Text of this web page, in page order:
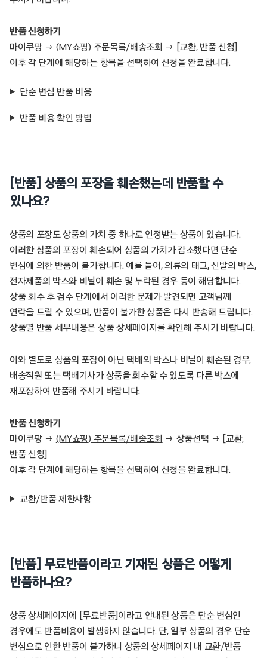
반품 신청하기
마이쿠팡 → (MY쇼핑) 주문목록/배송조회
→ [교환, 반품 신청]
이후 각 단계에 해당하는 항목을 선택하여 신청을 완료합니다.
단순 변심 반품 비용
반품 비용 확인 방법
[반품] 상품의 포장을 훼손했는데 반품할 수
있나요?
상품의 포장도 상품의 가치 중 하나로 인정받는 상품이 있습니다.
이러한 상품의 포장이 훼손되어 상품의 가치가 감소했다면 단순
변심에 의한 반품이 불가합니다. 예를 들어, 의류의 태그, 신발의 박스,
전자제품의 박스와 비닐이 훼손 및 누락된 경우 등이 해당합니다.
상품 회수 후 검수 단계에서 이러한 문제가 발견되면 고객님께
연락을 드릴 수 있으며, 반품이 불가한 상품은 다시 반송해 드립니다.
상품별 반품 세부내용은 상품 상세페이지를 확인해 주시기 바랍니다.
이와 별도로 상품의 포장이 아닌 택배의 박스나 비닐이 훼손된 경우,
배송직원 또는 택배기사가 상품을 회수할 수 있도록 다른 박스에
재포장하여 반품해 주시기 바랍니다.
반품 신청하기
마이쿠팡 → (MY쇼핑) 주문목록/배송조회
→ 상품선택 → [교환,
반품 신청]
이후 각 단계에 해당하는 항목을 선택하여 신청을 완료합니다.
교환/반품 제한사항
[반품] 무료반품이라고 기재된 상품은 어떻게
반품하나요?
상품 상세페이지에 [무료반품]이라고 안내된 상품은 단순 변심인
경우에도 반품비용이 발생하지 않습니다. 단, 일부 상품의 경우 단순
변심으로 인한 반품이 불가하니 상품의 상세페이지 내 교환/반품